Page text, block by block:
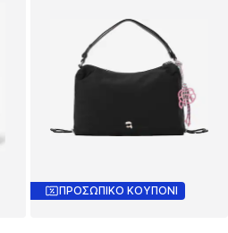
ΠΡΟΣΩΠΙΚΟ ΚΟΥΠΟΝΙ